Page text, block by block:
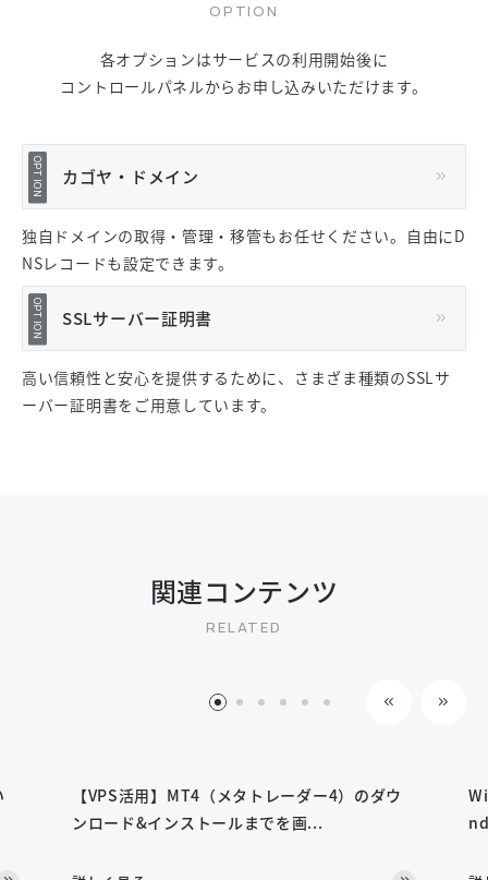
各オプションはサービスの利用開始後に
コントロールパネルからお申し込みいただけます。
カゴヤ・ドメイン
独自ドメインの取得・管理・移管もお任せください。自由にD
NSレコードも設定できます。
SSLサーバー証明書
高い信頼性と安心を提供するために、さまざま種類のSSLサ
ーバー証明書をご用意しています。
関連コンテンツ
1
【VPS活用】MT4（メタトレーダー4）のダウ
ンロード&インストールまでを画...